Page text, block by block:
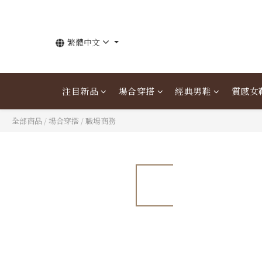
注目新品 場合穿搭 經典男鞋 質感女
繁體中文
全部商品 / 場合穿搭 /職場商務